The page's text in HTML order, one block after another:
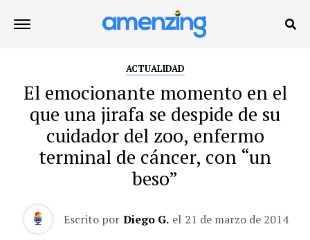
ACTUALIDAD
El emocionante momento en el
que una jirafa se despide de su
cuidador del zoo, enfermo
terminal de cáncer, con “un
beso”
Escrito por Diego G. el 21 de marzo de 2014